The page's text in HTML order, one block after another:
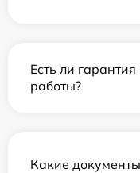
Есть ли
работы?
Какие